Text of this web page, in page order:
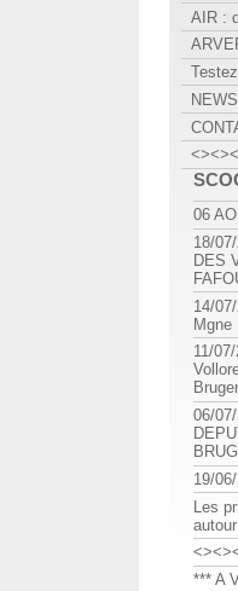
AIR :
06
18/
DES
14/
Mgne
11/
06/
19/
Les
*** A